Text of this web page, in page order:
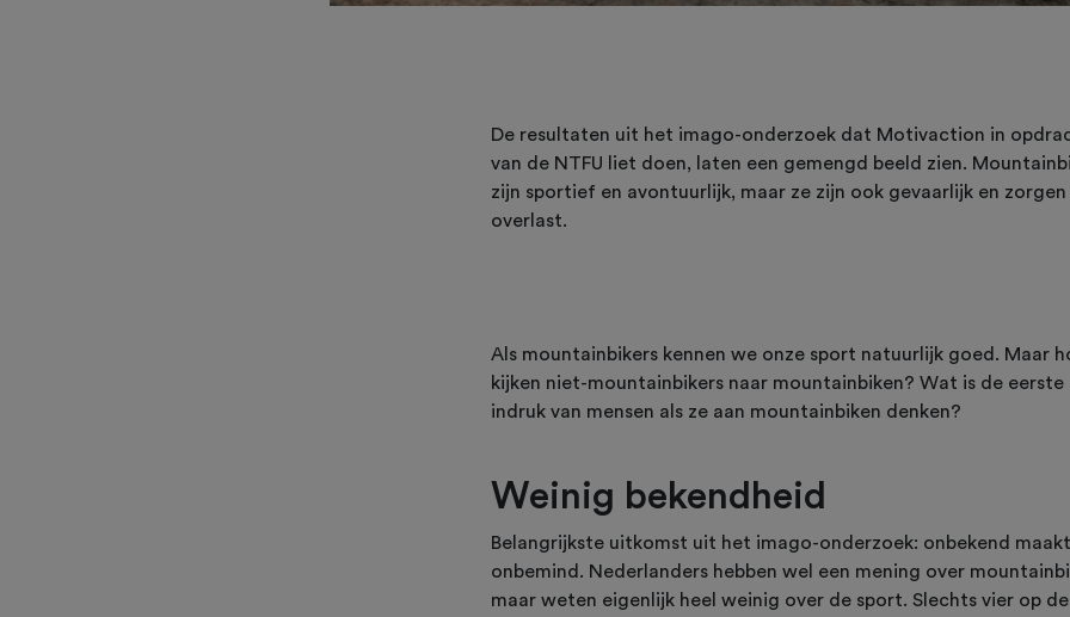
De resultaten uit het imago-onderzoek dat Motivaction in
van de NTFU liet doen, laten een gemengd beeld zien.
zijn sportief en avontuurlijk, maar ze zijn ook gevaarlijk en
overlast.
Als mountainbikers kennen we onze sport natuurlijk goed. Maar
kijken niet-mountainbikers naar mountainbiken? Wat is de eerste
indruk van mensen als ze aan mountainbiken denken?
Weinig bekendheid
Belangrijkste uitkomst uit het imago-onderzoek: onbekend maakt
onbemind. Nederlanders hebben wel een mening over
maar weten eigenlijk heel weinig over de sport. Slechts vier op